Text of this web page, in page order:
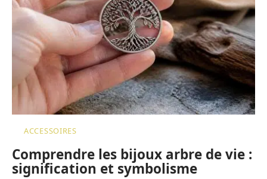
ACCESSOIRES
Comprendre les bijoux arbre de vie :
signification et symbolisme